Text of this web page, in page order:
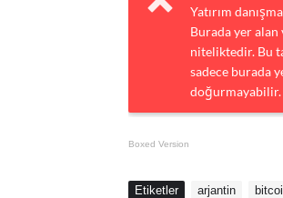
Yatırım
Burada yer
niteliktedir. Bu
sadece burada
doğurmayabilir.
Boxed Version
Etiketler arjantin